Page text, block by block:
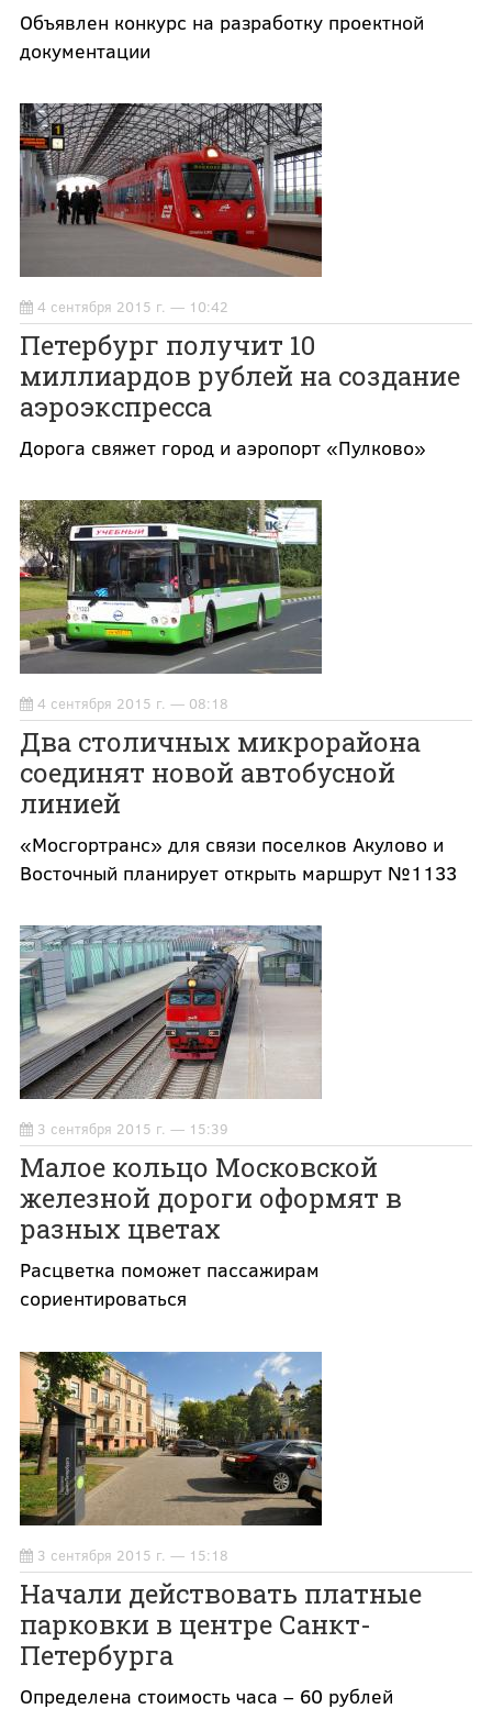
Объявлен конкурс на разработку проектной
документации
4 сентября 2015 г. — 10:42
Петербург получит 10
миллиардов рублей на создание
аэроэкспресса
Дорога свяжет город и аэропорт «Пулково»
4 сентября 2015 г. — 08:18
Два столичных микрорайона
соединят новой автобусной
линией
«Мосгортранс» для связи поселков Акулово и
Восточный планирует открыть маршрут №1133
3 сентября 2015 г. — 15:39
Малое кольцо Московской
железной дороги оформят в
разных цветах
Расцветка поможет пассажирам
сориентироваться
3 сентября 2015 г. — 15:18
Начали действовать платные
парковки в центре Санкт-
Петербурга
Определена стоимость часа – 60 рублей